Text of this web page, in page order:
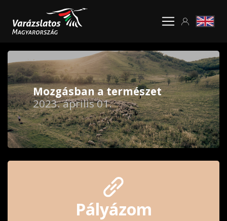
Mozgásban a természet
2023. április 01.
Pályázom